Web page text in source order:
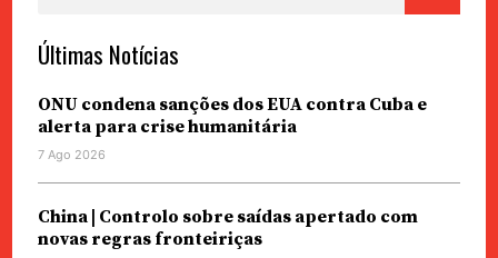
Últimas Notícias
ONU condena sanções dos EUA contra Cuba e
alerta para crise humanitária
7 Ago 2026
China | Controlo sobre saídas apertado com
novas regras fronteiriças